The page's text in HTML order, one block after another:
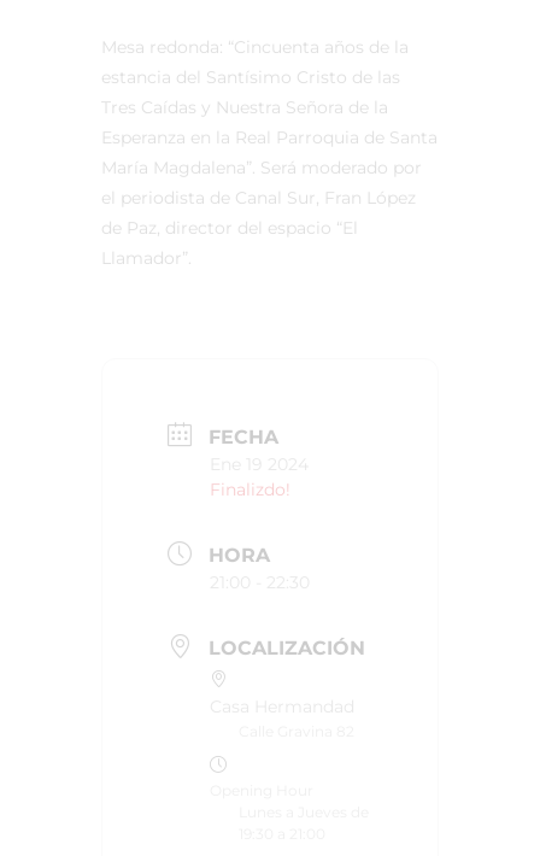
Mesa redonda: “Cincuenta años de la
estancia del Santísimo Cristo de las
Tres Caídas y Nuestra Señora de la
Esperanza en la Real Parroquia de Santa
María Magdalena”. Será moderado por
el periodista de Canal Sur, Fran López
de Paz, director del espacio “El
Llamador”.
FECHA
Finalizdo!
HORA
LOCALIZACIÓN